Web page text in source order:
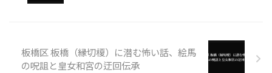
板橋区 板橋（縁切榎）に潜む怖い話、絵馬
の呪詛と皇女和宮の迂回伝承